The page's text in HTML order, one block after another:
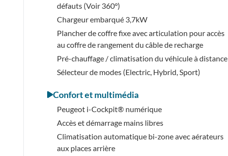
défauts (Voir 360°)
Chargeur embarqué 3,7kW
Plancher de coffre fixe avec articulation pour accès
au coffre de rangement du câble de recharge
Pré-chauffage / climatisation du véhicule à distance
Sélecteur de modes (Electric, Hybrid, Sport)
Confort et multimédia
Peugeot i-Cockpit® numérique
Accès et démarrage mains libres
Climatisation automatique bi-zone avec aérateurs
aux places arrière